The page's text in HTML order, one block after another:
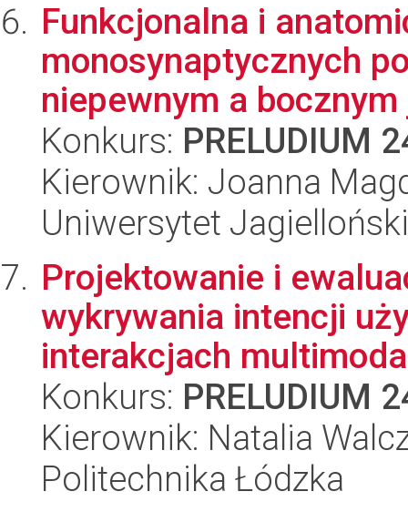
Funkcjonalna i
monosynaptycznych
niepewnym a
Konkurs: PRELUDIUM
Kierownik: Joanna
Uniwersytet Jagielloński
Projektowanie i
wykrywania intencji
interakcjach
Konkurs: PRELUDIUM
Kierownik: Natalia
Politechnika Łódzka